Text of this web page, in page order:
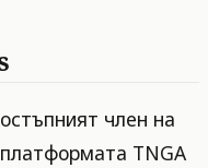
член на
TNGA